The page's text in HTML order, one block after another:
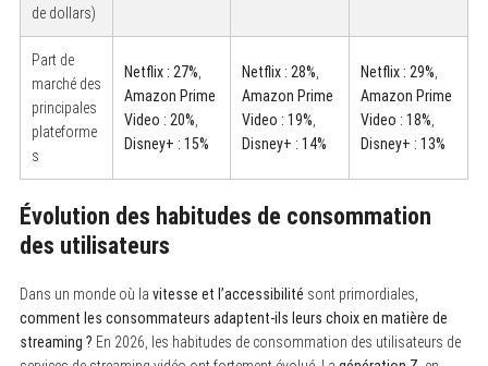
de dollars)
Part de
marché des
principales
plateforme
s
Netflix : 27%
Amazon Prime
Video : 20%
Disney+ : 15%
Netflix : 28%
Amazon Prime
Video : 19%
Disney+ : 14%
Netflix : 29%
Amazon Prime
Video : 18%
Disney+ : 13%
Évolution des habitudes de consommation
des utilisateurs
Dans un monde où la vitesse et l’accessibilité sont primordiales,
comment les consommateurs adaptent-ils leurs choix en matière de
streaming ? En 2026, les habitudes de consommation des utilisateurs de